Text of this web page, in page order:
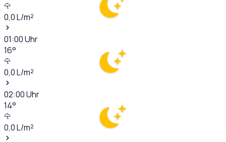
0,0L/m²
01:00Uhr
16°
0,0L/m²
02:00Uhr
14°
0,0L/m²